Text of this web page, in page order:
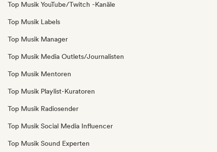
Top Musik YouTube/Twitch -Kanäle
Top Musik Labels
Top Musik Manager
Top Musik Media Outlets/Journalisten
Top Musik Mentoren
Top Musik Playlist-Kuratoren
Top Musik Radiosender
Top Musik Social Media Influencer
Top Musik Sound Experten